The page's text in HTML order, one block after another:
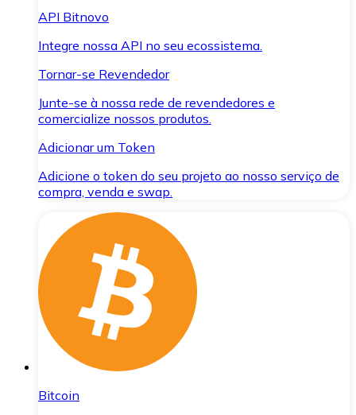
API Bitnovo
Integre nossa API no seu ecossistema.
Tornar-se Revendedor
Junte-se à nossa rede de revendedores e
comercialize nossos produtos.
Adicionar um Token
Adicione o token do seu projeto ao nosso serviço de
compra, venda e swap.
Bitcoin